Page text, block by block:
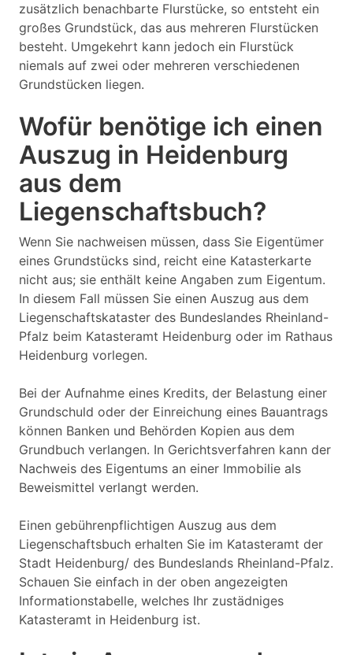
zusätzlich benachbarte Flurstücke, so entsteht ein
großes Grundstück, das aus mehreren Flurstücken
besteht. Umgekehrt kann jedoch ein Flurstück
niemals auf zwei oder mehreren verschiedenen
Grundstücken liegen.
Wofür benötige ich einen
Auszug in Heidenburg
aus dem
Liegenschaftsbuch?
Wenn Sie nachweisen müssen, dass Sie Eigentümer
eines Grundstücks sind, reicht eine Katasterkarte
nicht aus; sie enthält keine Angaben zum Eigentum.
In diesem Fall müssen Sie einen Auszug aus dem
Liegenschaftskataster des Bundeslandes Rheinland-
Pfalz beim Katasteramt Heidenburg oder im Rathaus
Heidenburg vorlegen.
Bei der Aufnahme eines Kredits, der Belastung einer
Grundschuld oder der Einreichung eines Bauantrags
können Banken und Behörden Kopien aus dem
Grundbuch verlangen. In Gerichtsverfahren kann der
Nachweis des Eigentums an einer Immobilie als
Beweismittel verlangt werden.
Einen gebührenpflichtigen Auszug aus dem
Liegenschaftsbuch erhalten Sie im Katasteramt der
Stadt Heidenburg/ des Bundeslands Rheinland-Pfalz.
Schauen Sie einfach in der oben angezeigten
Informationstabelle, welches Ihr zustädniges
Katasteramt in Heidenburg ist.